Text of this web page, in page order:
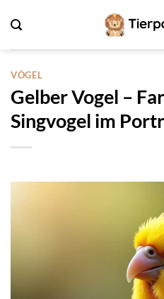
Inhalt
springen
VÖGEL
Gelber Vogel –
Singvogel im